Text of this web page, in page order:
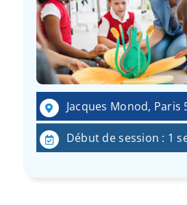
Jacques Monod, Paris
Début de session : 1